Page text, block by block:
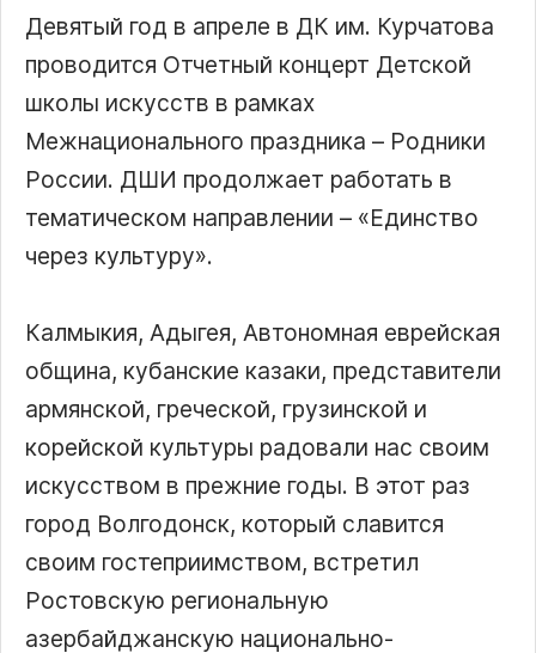
Девятый год в апреле в ДК им. Курчатова
проводится Отчетный концерт Детской
школы искусств в рамках
Межнационального праздника – Родники
России. ДШИ продолжает работать в
тематическом направлении – «Единство
через культуру».
Калмыкия, Адыгея, Автономная еврейская
община, кубанские казаки, представители
армянской, греческой, грузинской и
корейской культуры радовали нас своим
искусством в прежние годы. В этот раз
город Волгодонск, который славится
своим гостеприимством, встретил
Ростовскую региональную
азербайджанскую национально-